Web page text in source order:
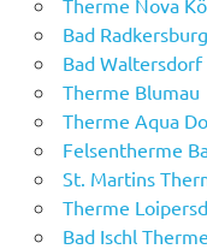
Bad Radkersburg
Bad Waltersdorf
Therme Blumau
Therme Aqua
Felsentherme
St. Martins
Therme
Bad Ischl Therme